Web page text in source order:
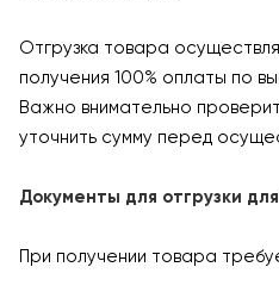
Отгрузка товара
получения 100% оплаты по
Важно внимательно
уточнить сумму перед
Документы для отгрузки
При получении товара